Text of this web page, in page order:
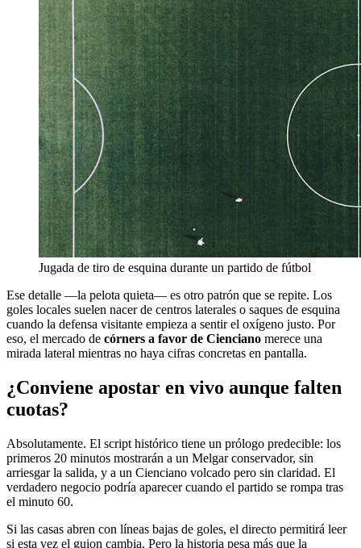
Jugada de tiro de esquina durante un partido de fútbol
Ese detalle —la pelota quieta— es otro patrón que se repite. Los
goles locales suelen nacer de centros laterales o saques de esquina
cuando la defensa visitante empieza a sentir el oxígeno justo. Por
eso, el mercado de córners a favor de Cienciano merece una
mirada lateral mientras no haya cifras concretas en pantalla.
¿Conviene apostar en vivo aunque falten
cuotas?
Absolutamente. El script histórico tiene un prólogo predecible: los
primeros 20 minutos mostrarán a un Melgar conservador, sin
arriesgar la salida, y a un Cienciano volcado pero sin claridad. El
verdadero negocio podría aparecer cuando el partido se rompa tras
el minuto 60.
Si las casas abren con líneas bajas de goles, el directo permitirá leer
si esta vez el guion cambia. Pero la historia pesa más que la